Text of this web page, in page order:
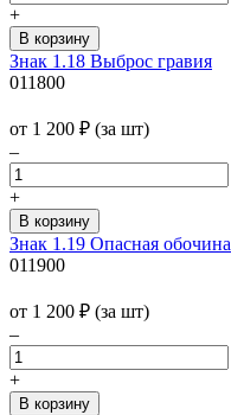
+
Знак 1.18 Выброс гравия
011800
от 1 200 ₽ (за шт)
–
+
Знак 1.19 Опасная обочина
011900
от 1 200 ₽ (за шт)
–
+